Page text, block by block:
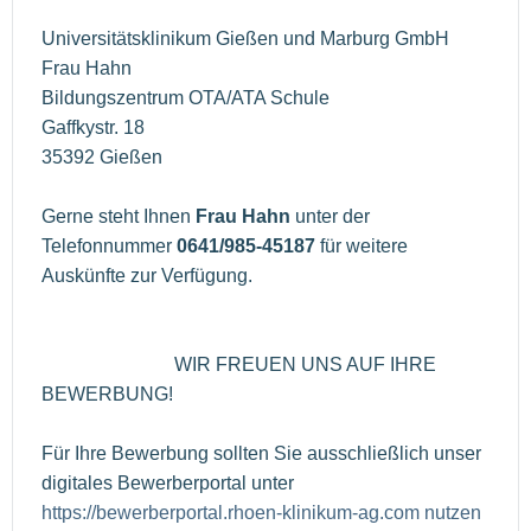
Universitätsklinikum Gießen und Marburg GmbH
Frau Hahn
Bildungszentrum OTA/ATA Schule
Gaffkystr. 18
35392 Gießen
Gerne steht Ihnen Frau Hahn unter der
Telefonnummer 0641/985-45187 für weitere
Auskünfte zur Verfügung.
WIR FREUEN UNS AUF IHRE
BEWERBUNG!
Für Ihre Bewerbung sollten Sie ausschließlich unser
digitales Bewerberportal unter
https://bewerberportal.rhoen-klinikum-ag.com nutzen